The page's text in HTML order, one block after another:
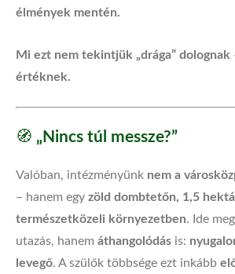
élmények mentén.
Mi ezt nem tekintjük „drága”
értéknek.
🧭 „Nincs túl messze?”
Valóban, intézményünk nem a
– hanem egyzöld dombtetőn, 1,5
természetközeli környezetben. Ide
utazás, hanem áthangolódás is:
levegő. A szülők többsége ezt inkább